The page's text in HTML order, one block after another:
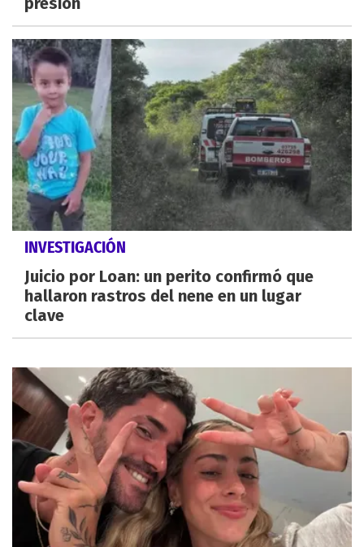
INVESTIGACIÓN
Juicio por Loan: un perito confirmó que
hallaron rastros del nene en un lugar
clave